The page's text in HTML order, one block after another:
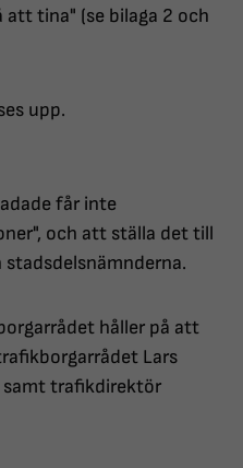
att tina" (se bilaga 2 och
upp.
får inte
och att ställa det till
håller på att
Lars
trafikdirektör